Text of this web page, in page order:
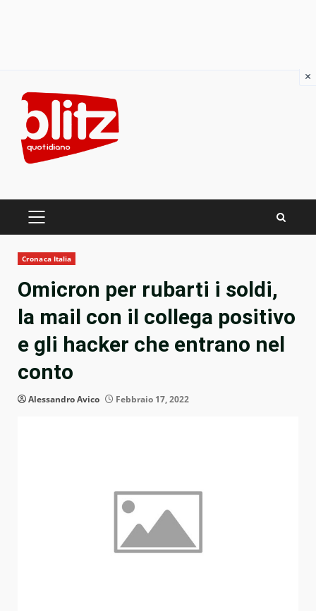
content
PRIMARY
Cronaca Italia
Omicron per rubarti i soldi,
la mail con il collega positivo
e gli hacker che entrano nel
conto
Alessandro Avico Febbraio 17, 2022
×